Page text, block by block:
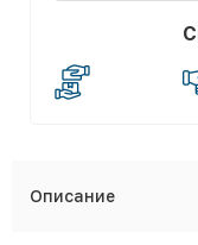
Описание